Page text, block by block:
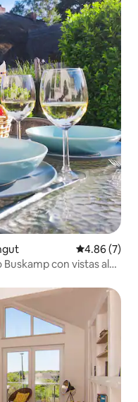
Calificación
4.86 (7)
con vistas al